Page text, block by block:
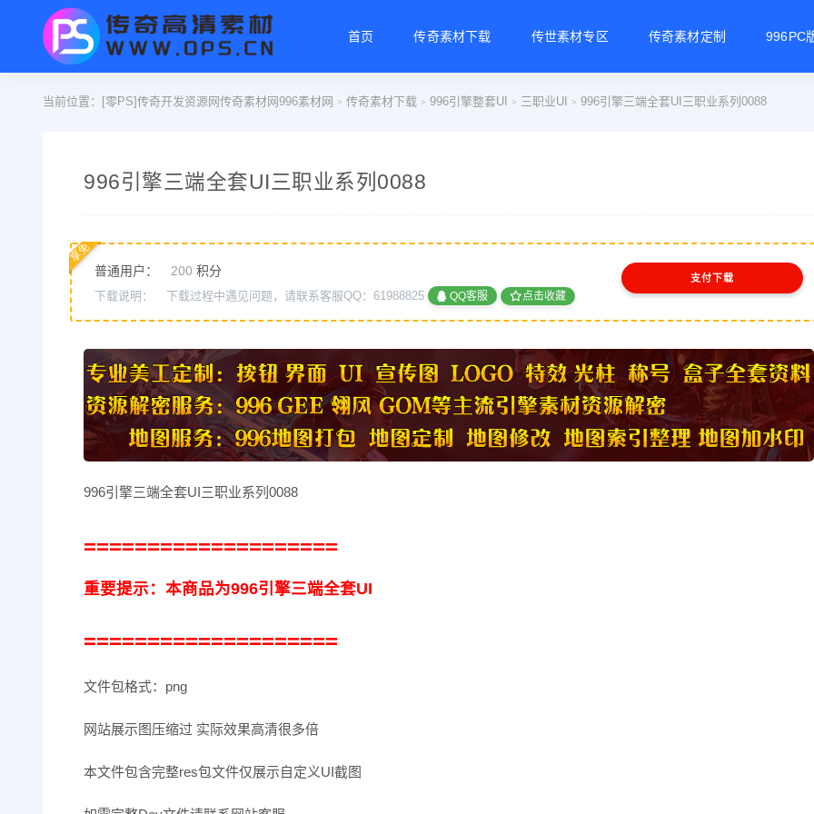
首页 传奇素材下载 传世素材专区 传奇素材定制 996PC
当前位置： [零PS]传奇开发资源网传奇素材网996素材网 > 传奇素材下载 > 996引擎整套UI > 三职业UI > 996引擎三端全套UI三职业系列0088
996引擎三端全套UI三职业系列0088
普通用户： 200 积分
享免
支付下载
下载说明： 下载过程中遇见问题，请联系客服QQ：61988825 QQ客服 点击收藏
996引擎三端全套UI三职业系列0088
====================
重要提示：本商品为996引擎三端全套UI
====================
文件包格式：png
网站展示图压缩过 实际效果高清很多倍
本文件包含完整res包文件仅展示自定义UI截图